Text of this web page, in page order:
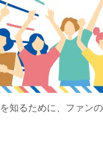
知るために、ファン